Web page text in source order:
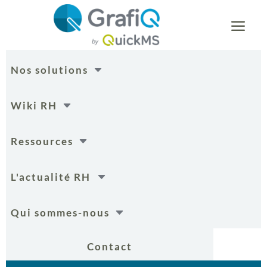
a
C
Nos solutions
C
Wiki RH
C
Ressources
C
L'actualité RH
C
Qui sommes-nous
Contact